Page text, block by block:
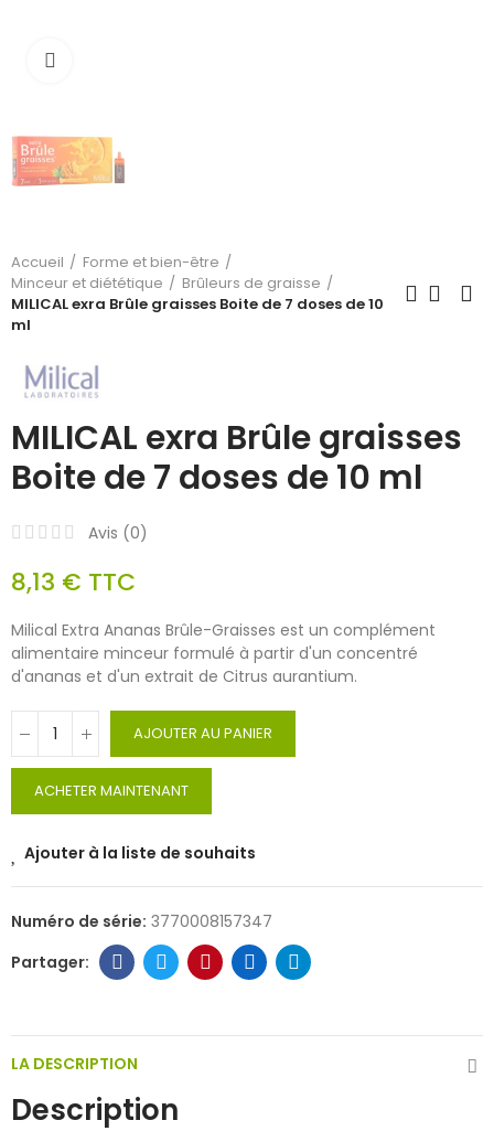
Accueil
Forme et bien-être
Minceur et diététique
Brûleurs de graisse
MILICAL exra Brûle graisses Boite de 7 doses de 10
ml
MILICAL exra Brûle graisses
Boite de 7 doses de 10 ml
Avis (0)
8,13 € TTC
Milical Extra Ananas Brûle-Graisses est un complément
alimentaire minceur formulé à partir d'un concentré
d'ananas et d'un extrait de Citrus aurantium.
AJOUTER AU PANIER
ACHETER MAINTENANT
Ajouter à la liste de souhaits
Numéro de série: 3770008157347
LA DESCRIPTION
Description